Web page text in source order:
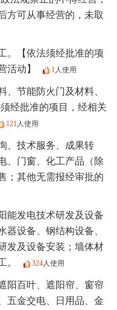
方可从事经营的，未取
。【依法须经批准的项
活动】
1 人使用
、节能防火门及材料、
经批准的项目，经相关
121 人使用
、技术服务、成果转
、门窗、化工产品（除
；其他无需报经审批的
能发电技术研发及设备
器设备、钢结构设备、
发及设备安装；墙体材
。
324 人使用
阳百叶、遮阳帘、窗帘
五金交电、日用品、金